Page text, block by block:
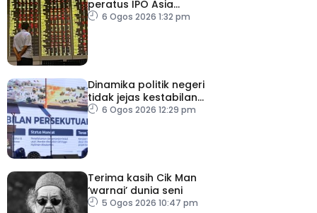
peratus IPO Asia
Tenggara, kumpul AS$1.4
6 Ogos 2026 1:32 pm
Dinamika politik negeri
tidak jejas kestabilan
Kerajaan Perpaduan
6 Ogos 2026 12:29 pm
Terima kasih Cik Man
‘warnai’ dunia seni
5 Ogos 2026 10:47 pm